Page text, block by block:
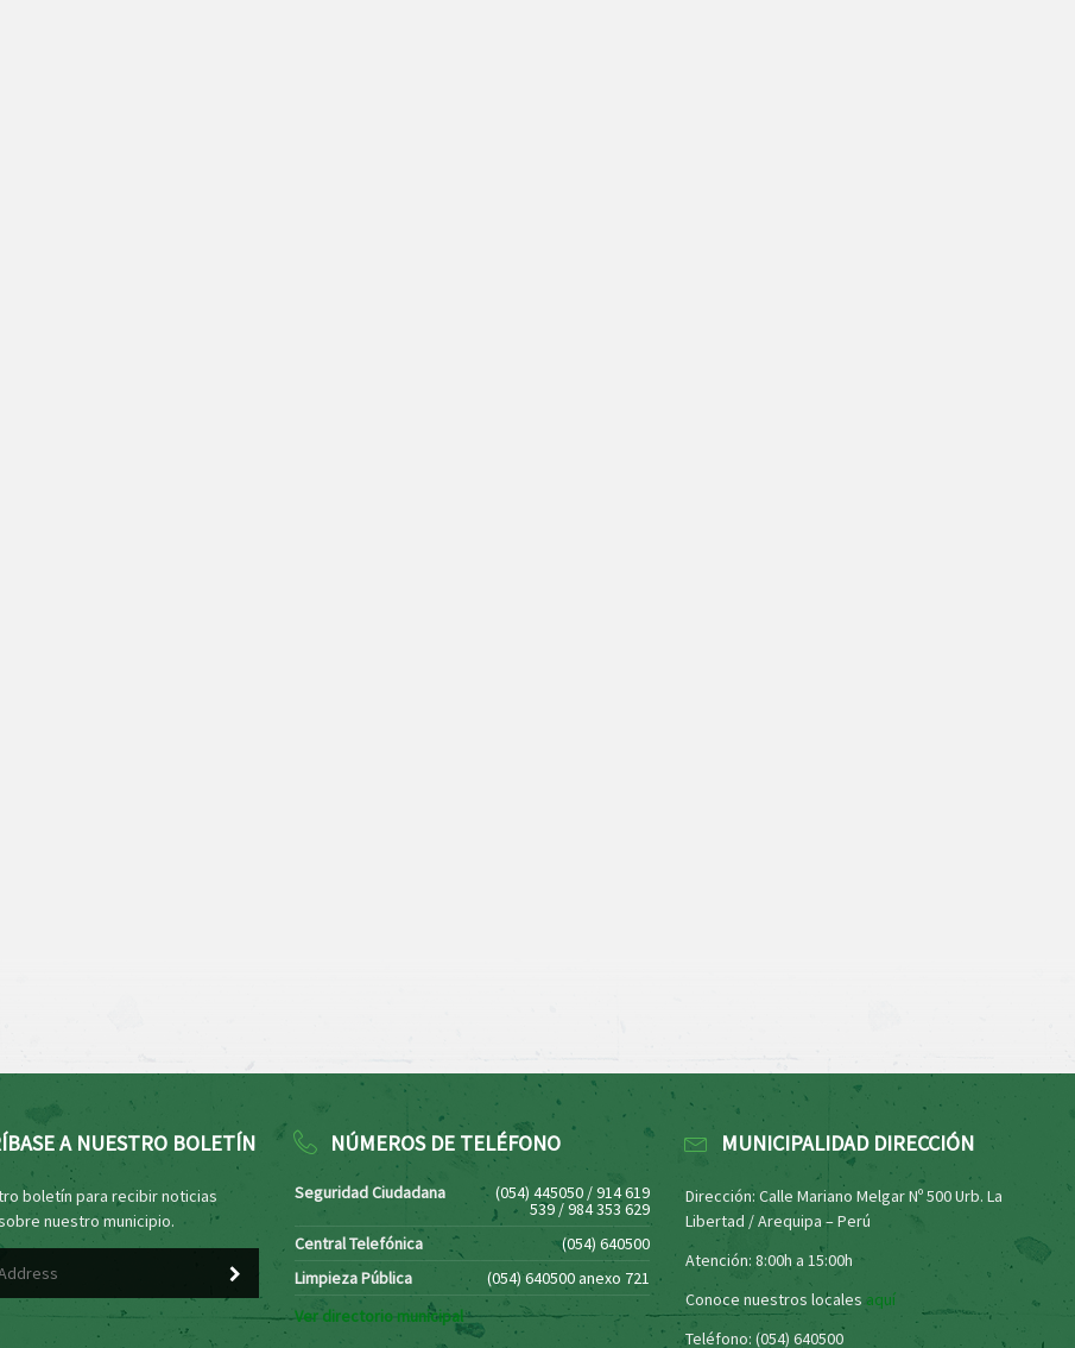
A NUESTRO BOLETÍN
boletín para recibir noticias
nuestro municipio.
NÚMEROS DE TELÉFONO
Seguridad Ciudadana (054) 445050 / 914 619
539 / 984 353 629
Central Telefónica
(054) 640500
Limpieza Pública
(054) 640500 anexo 721
Ver directorio municipal
MUNICIPALIDAD DIRECCIÓN
Dirección: Calle Mariano Melgar Nº 500 Urb. La
Libertad / Arequipa – Perú
Atención: 8:00h a 15:00h
Conoce nuestros locales aquí
Teléfono: (054) 640500